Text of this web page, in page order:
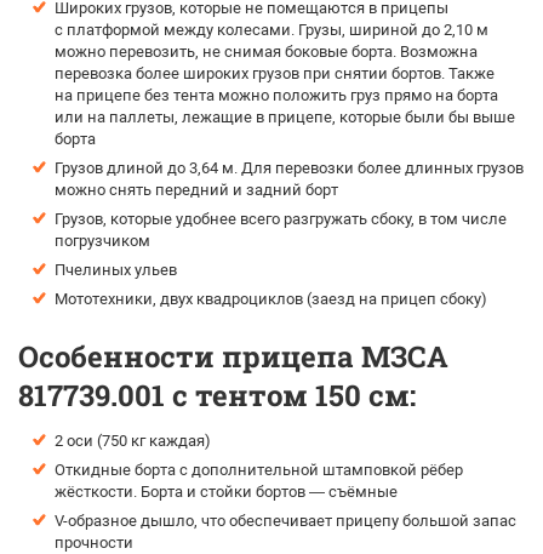
Широких грузов, которые не помещаются в прицепы
с платформой между колесами. Грузы, шириной до 2,10 м
можно перевозить, не снимая боковые борта. Возможна
перевозка более широких грузов при снятии бортов. Также
на прицепе без тента можно положить груз прямо на борта
или на паллеты, лежащие в прицепе, которые были бы выше
борта
Грузов длиной до 3,64 м. Для перевозки более длинных грузов
можно снять передний и задний борт
Грузов, которые удобнее всего разгружать сбоку, в том числе
погрузчиком
Пчелиных ульев
Мототехники, двух квадроциклов (заезд на прицеп сбоку)
Особенности прицепа МЗСА
817739.001 с тентом 150 см:
2 оси (750 кг каждая)
Откидные борта с дополнительной штамповкой рёбер
жёсткости. Борта и стойки бортов — съёмные
V-образное дышло, что обеспечивает прицепу большой запас
прочности